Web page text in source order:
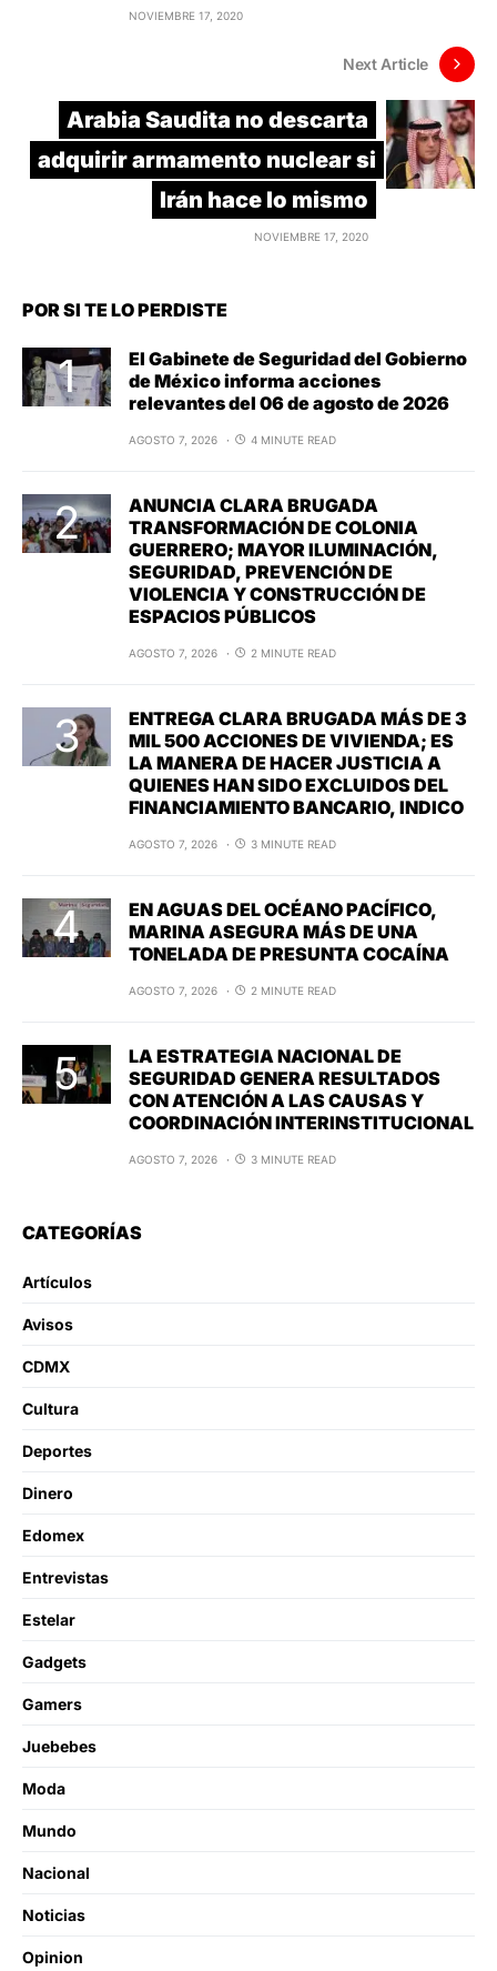
NOVIEMBRE 17, 2020
Next Article
Arabia Saudita no descarta
adquirir armamento nuclear si
Irán hace lo mismo
NOVIEMBRE 17, 2020
POR SI TE LO PERDISTE
El Gabinete de Seguridad del Gobierno
de México informa acciones
relevantes del 06 de agosto de 2026
AGOSTO 7, 2026 4 MINUTE READ
ANUNCIA CLARA BRUGADA
TRANSFORMACIÓN DE COLONIA
GUERRERO; MAYOR ILUMINACIÓN,
SEGURIDAD, PREVENCIÓN DE
VIOLENCIA Y CONSTRUCCIÓN DE
ESPACIOS PÚBLICOS
AGOSTO 7, 2026 2 MINUTE READ
ENTREGA CLARA BRUGADA MÁS DE 3
MIL 500 ACCIONES DE VIVIENDA; ES
LA MANERA DE HACER JUSTICIA A
QUIENES HAN SIDO EXCLUIDOS DEL
FINANCIAMIENTO BANCARIO, INDICO
AGOSTO 7, 2026 3 MINUTE READ
EN AGUAS DEL OCÉANO PACÍFICO,
MARINA ASEGURA MÁS DE UNA
TONELADA DE PRESUNTA COCAÍNA
AGOSTO 7, 2026 2 MINUTE READ
LA ESTRATEGIA NACIONAL DE
SEGURIDAD GENERA RESULTADOS
CON ATENCIÓN A LAS CAUSAS Y
COORDINACIÓN INTERINSTITUCIONAL
AGOSTO 7, 2026 3 MINUTE READ
CATEGORÍAS
Artículos
Avisos
CDMX
Cultura
Deportes
Dinero
Edomex
Entrevistas
Estelar
Gadgets
Gamers
Juebebes
Moda
Mundo
Nacional
Noticias
Opinion